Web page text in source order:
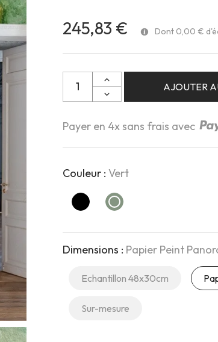
245,83 € Dont 0,00 €
AJOUTER
Payer en 4x sans frais avec
Couleur : Vert
Noir Vert
Dimensions : Papier Peint
Echantillon 48x30cm
Sur-mesure